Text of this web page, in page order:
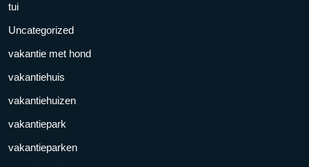
tui
Uncategorized
vakantie met hond
vakantiehuis
vakantiehuizen
vakantiepark
vakantieparken